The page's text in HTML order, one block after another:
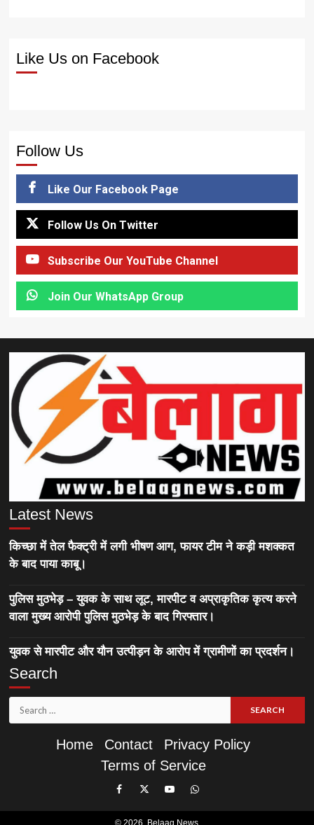
Like Us on Facebook
Follow Us
Like Our Facebook Page
Follow Us On Twitter
Subscribe Our YouTube Channel
Join Our WhatsApp Group
Latest News
किच्छा में तेल फैक्ट्री में लगी भीषण आग, फायर टीम ने कड़ी मशक्कत
के बाद पाया काबू।
पुलिस मुठभेड़ – युवक के साथ लूट, मारपीट व अप्राकृतिक कृत्य करने
वाला मुख्य आरोपी पुलिस मुठभेड़ के बाद गिरफ्तार।
युवक से मारपीट और यौन उत्पीड़न के आरोप में ग्रामीणों का प्रदर्शन।
Search
Search
for:
Home
Contact
Privacy Policy
Terms of Service
Like
Our
Follow
Us
Subscribe
Our
Join
Our
© 2026, Belaag News